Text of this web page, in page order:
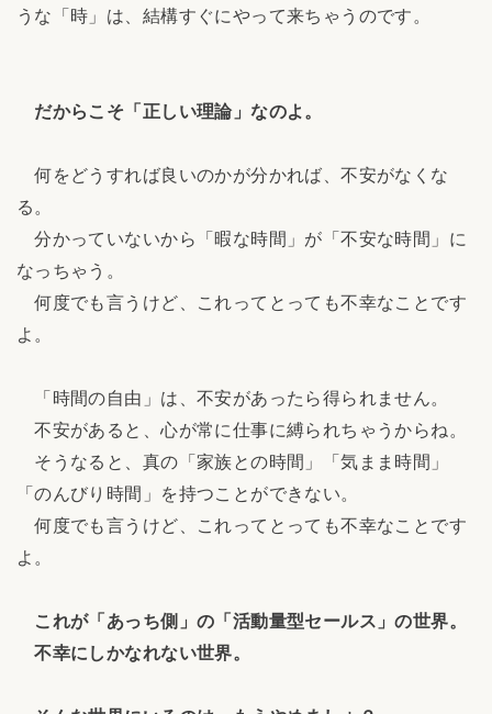
うな「時」は、結構すぐにやって来ちゃうのです。
だからこそ「正しい理論」なのよ。
何をどうすれば良いのかが分かれば、不安がなくな
る。
分かっていないから「暇な時間」が「不安な時間」に
なっちゃう。
何度でも言うけど、これってとっても不幸なことです
よ。
「時間の自由」は、不安があったら得られません。
不安があると、心が常に仕事に縛られちゃうからね。
そうなると、真の「家族との時間」「気まま時間」
「のんびり時間」を持つことができない。
何度でも言うけど、これってとっても不幸なことです
よ。
これが「あっち側」の「活動量型セールス」の世界。
不幸にしかなれない世界。